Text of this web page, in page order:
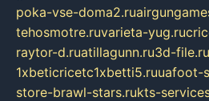
poka-vse-doma2.ru
tehosmotre.ruvarieta-yug.ru
raytor-d.ruatillagunn.ru3d-file.ru
1xbeticricetc1xbetti5.ruuafoot-
store-brawl-stars.rukts-